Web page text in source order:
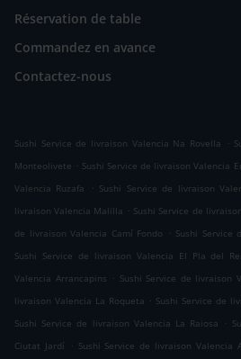
Réservation de table
Commandez en avance
Contactez-nous
Sushi Service de livraison Valencia Na Rovella .
Monteolivete . Sushi Service de livraison Valencia
Valencia Ruzafa
. Sushi Service de livraison
livraison Valencia Malilla . Sushi Service de
de livraison Valencia Camí Fondo
. Sushi Service
Sushi Service de livraison Valencia El Pla del
Valencia Arrancapins . Sushi Service de livraison
livraison Valencia La Roqueta . Sushi Service de
Sushi Service de livraison Valencia La Raiosa
.
Ciutat Jardí
. Sushi Service de livraison Valencia